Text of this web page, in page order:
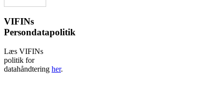
VIFINs
Persondatapolitik
Læs VIFINs
politik for
datahåndtering her.